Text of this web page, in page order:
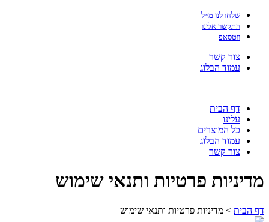
שלחו לנו מייל
התקשר אלינו
ווטסאפ
צור קשר
עמוד הבלוג
דף הבית
עלינו
כל המוצרים
עמוד הבלוג
צור קשר
מדיניות פרטיות ותנאי שימוש
דף הבית > מדיניות פרטיות ותנאי שימוש